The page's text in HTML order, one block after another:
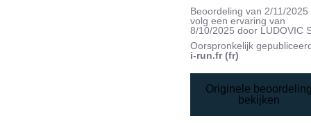
Beoordeling van2/11/2025
volg een ervaring van
8/10/2025 door LUDOVIC
Oorspronkelijk
i-run.fr (fr)
Originele
bekijken